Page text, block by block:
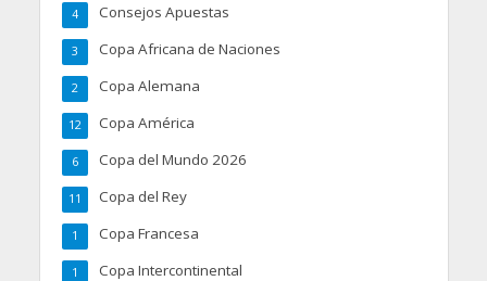
Consejos Apuestas
4
Copa Africana de Naciones
3
Copa Alemana
2
Copa América
12
Copa del Mundo 2026
6
Copa del Rey
11
Copa Francesa
1
Copa Intercontinental
1